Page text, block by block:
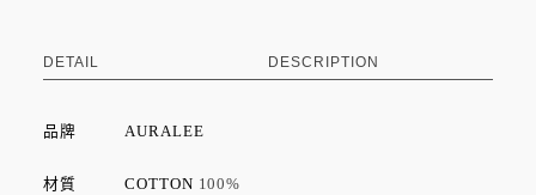
DETAIL DESCRIPTION
品牌 AURALEE
材質 COTTON 100%